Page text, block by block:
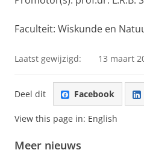
Faculteit: Wiskunde en
Laatst gewijzigd: 13 maart
Deel dit Facebook
View this page in: English
Meer nieuws